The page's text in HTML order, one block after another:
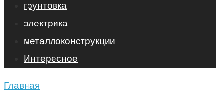
грунтовка
электрика
металлоконструкции
Интересное
Главная